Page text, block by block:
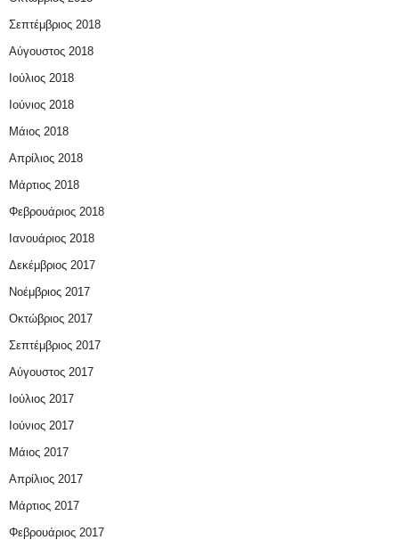
Σεπτέμβριος 2018
Αύγουστος 2018
Ιούλιος 2018
Ιούνιος 2018
Μάιος 2018
Απρίλιος 2018
Μάρτιος 2018
Φεβρουάριος 2018
Ιανουάριος 2018
Δεκέμβριος 2017
Νοέμβριος 2017
Οκτώβριος 2017
Σεπτέμβριος 2017
Αύγουστος 2017
Ιούλιος 2017
Ιούνιος 2017
Μάιος 2017
Απρίλιος 2017
Μάρτιος 2017
Φεβρουάριος 2017